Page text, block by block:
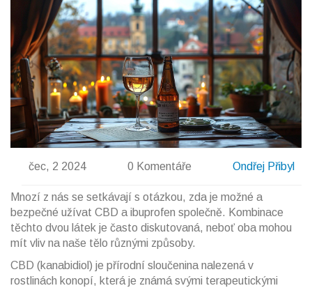
čec, 2 2024 0 Komentáře Ondřej Přibyl
Mnozí z nás se setkávají s otázkou, zda je možné a
bezpečné užívat CBD a ibuprofen společně. Kombinace
těchto dvou látek je často diskutovaná, neboť oba mohou
mít vliv na naše tělo různými způsoby.
CBD (kanabidiol) je přírodní sloučenina nalezená v
rostlinách konopí, která je známá svými terapeutickými